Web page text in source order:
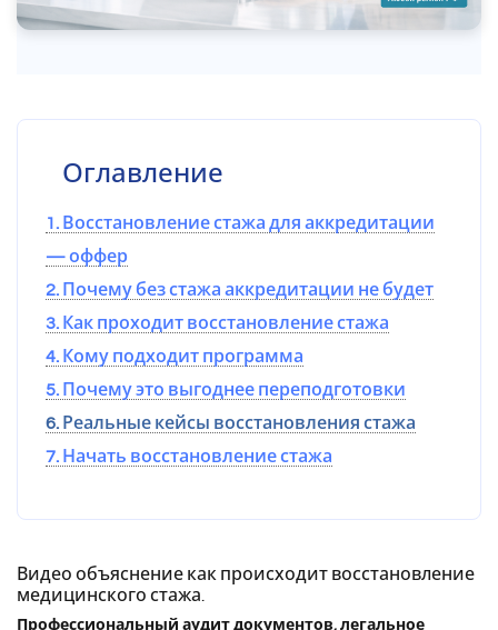
Оглавление
1. Восстановление стажа для аккредитации
— оффер
2. Почему без стажа аккредитации не будет
3. Как проходит восстановление стажа
4. Кому подходит программа
5. Почему это выгоднее переподготовки
6. Реальные кейсы восстановления стажа
7. Начать восстановление стажа
Видео объяснение как происходит восстановление
медицинского стажа.
Профессиональный аудит документов, легальное